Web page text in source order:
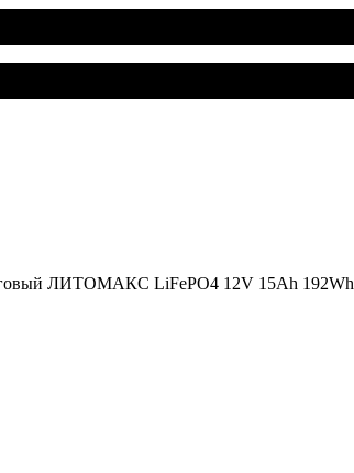
ЛИТОМАКС LiFePO4 12V 15Ah 192Wh